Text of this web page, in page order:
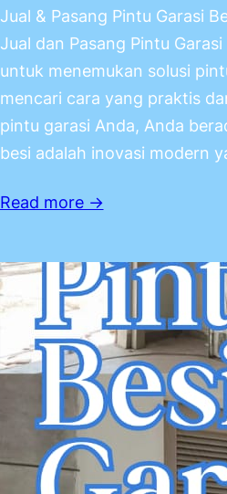
Jual & Pasang Pintu Garasi
Jual dan Pasang Pintu
untuk menemukan solusi
mencari cara yang praktis
pintu garasi Anda, Anda
besi adalah inovasi modern
Read more →